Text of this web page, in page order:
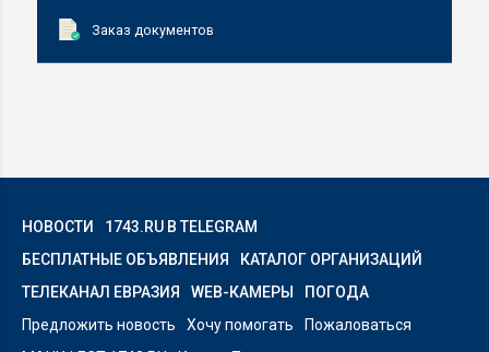
Заказ документов
НОВОСТИ
1743.RU В TELEGRAM
БЕСПЛАТНЫЕ ОБЪЯВЛЕНИЯ
КАТАЛОГ ОРГАНИЗАЦИЙ
ТЕЛЕКАНАЛ ЕВРАЗИЯ
WEB-КАМЕРЫ
ПОГОДА
Предложить новость
Хочу помогать
Пожаловаться